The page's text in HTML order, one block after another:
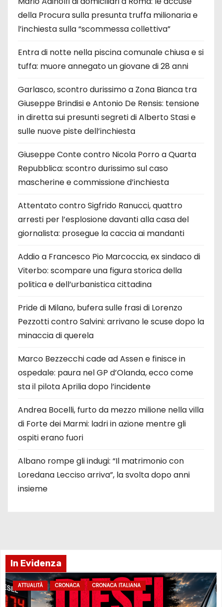
della Procura sulla presunta truffa milionaria e
l’inchiesta sulla “scommessa collettiva”
Entra di notte nella piscina comunale chiusa e si
tuffa: muore annegato un giovane di 28 anni
Garlasco, scontro durissimo a Zona Bianca tra
Giuseppe Brindisi e Antonio De Rensis: tensione
in diretta sui presunti segreti di Alberto Stasi e
sulle nuove piste dell’inchiesta
Giuseppe Conte contro Nicola Porro a Quarta
Repubblica: scontro durissimo sul caso
mascherine e commissione d’inchiesta
Attentato contro Sigfrido Ranucci, quattro
arresti per l’esplosione davanti alla casa del
giornalista: prosegue la caccia ai mandanti
Addio a Francesco Pio Marcoccia, ex sindaco di
Viterbo: scompare una figura storica della
politica e dell’urbanistica cittadina
Pride di Milano, bufera sulle frasi di Lorenzo
Pezzotti contro Salvini: arrivano le scuse dopo la
minaccia di querela
Marco Bezzecchi cade ad Assen e finisce in
ospedale: paura nel GP d’Olanda, ecco come
sta il pilota Aprilia dopo l’incidente
Andrea Bocelli, furto da mezzo milione nella villa
di Forte dei Marmi: ladri in azione mentre gli
ospiti erano fuori
Albano rompe gli indugi: “Il matrimonio con
Loredana Lecciso arriva”, la svolta dopo anni
insieme
In Evidenza
ATTUALITÀ CRONACA CRONACA ITALIANA